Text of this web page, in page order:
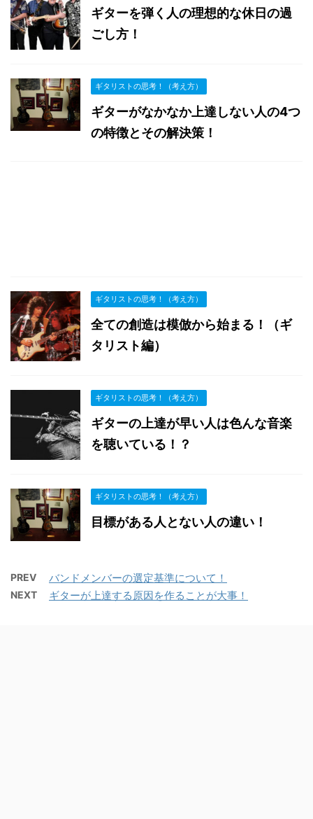
ギターを弾く人の理想的な休日の過
ごし方！
ギタリストの思考！（考え方）
ギターがなかなか上達しない人の4つ
の特徴とその解決策！
ギタリストの思考！（考え方）
全ての創造は模倣から始まる！（ギ
タリスト編）
ギタリストの思考！（考え方）
ギターの上達が早い人は色んな音楽
を聴いている！？
ギタリストの思考！（考え方）
目標がある人とない人の違い！
PREV バンドメンバーの選定基準について！
NEXT ギターが上達する原因を作ることが大事！